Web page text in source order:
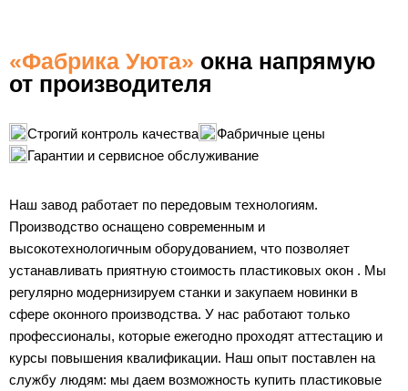
«Фабрика Уюта» окна напрямую
от производителя
Строгий контроль качества
Фабричные цены
Гарантии и сервисное обслуживание
Наш завод работает по передовым технологиям.
Производство оснащено современным и
высокотехнологичным оборудованием, что позволяет
устанавливать приятную стоимость пластиковых окон . Мы
регулярно модернизируем станки и закупаем новинки в
сфере оконного производства. У нас работают только
профессионалы, которые ежегодно проходят аттестацию и
курсы повышения квалификации. Наш опыт поставлен на
службу людям: мы даем возможность купить пластиковые